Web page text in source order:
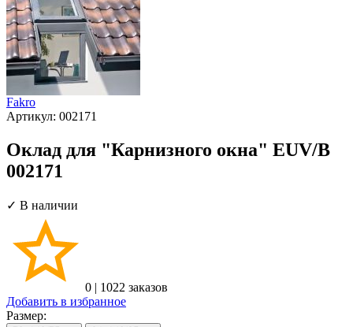
Fakro
Артикул: 002171
Оклад для "Карнизного окна" EUV/B
002171
✓ В наличии
0 | 1022 заказов
Добавить в избранное
Размер: